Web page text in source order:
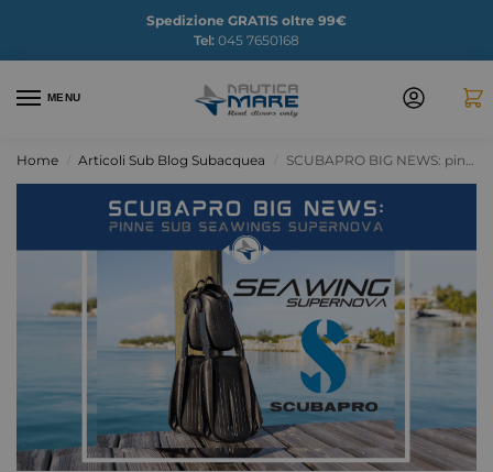
Spedizione GRATIS oltre 99€
Tel: 045 7650168
MENU
Home Articoli Sub Blog Subacquea SCUBAPRO BIG NEWS: pinne sub Seawing Supernova